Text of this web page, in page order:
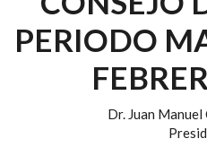
PERIODO
Dr. Juan